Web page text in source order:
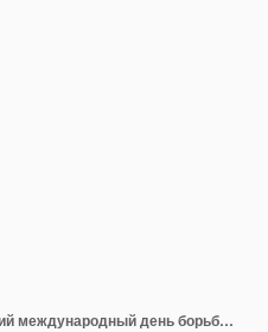
Ручной обращается плоский международный день борьбы за ликвидацию насилия в отношении женщин, набор вертикальных баннеров